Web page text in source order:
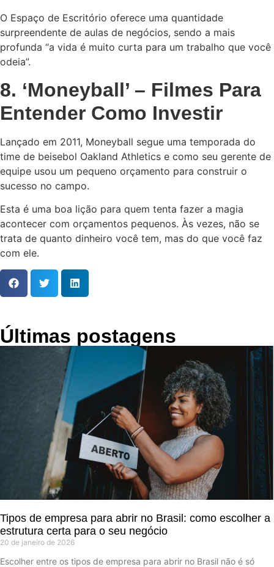
O Espaço de Escritório oferece uma quantidade
surpreendente de aulas de negócios, sendo a mais
profunda “a vida é muito curta para um trabalho que você
odeia”.
8. ‘Moneyball’ – Filmes Para
Entender Como Investir
Lançado em 2011, Moneyball segue uma temporada do
time de beisebol Oakland Athletics e como seu gerente de
equipe usou um pequeno orçamento para construir o
sucesso no campo.
Esta é uma boa lição para quem tenta fazer a magia
acontecer com orçamentos pequenos. Às vezes, não se
trata de quanto dinheiro você tem, mas do que você faz
com ele.
Últimas postagens
Tipos de empresa para abrir no Brasil: como escolher a
estrutura certa para o seu negócio
20 de janeiro de 2026
Escolher entre os tipos de empresa para abrir no Brasil não é só